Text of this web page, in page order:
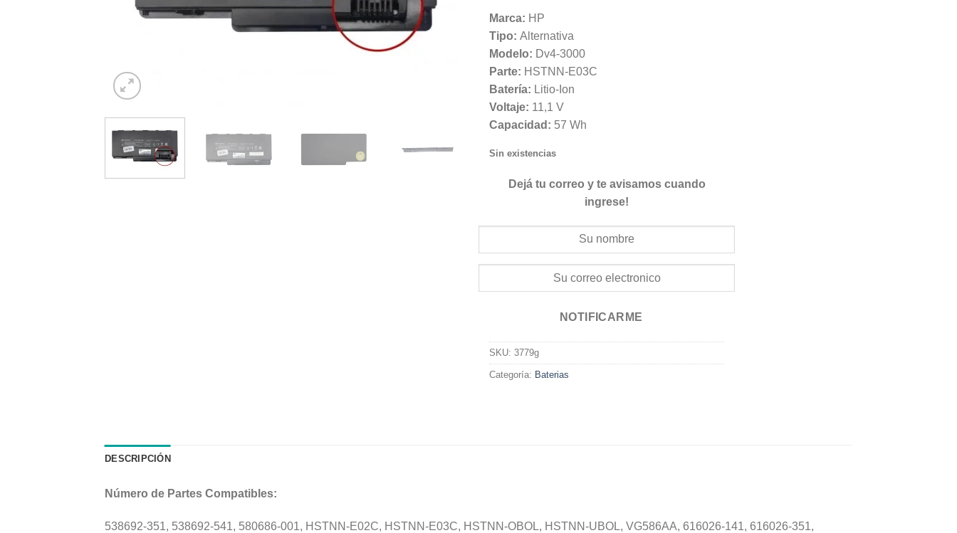
Marca: HP
Tipo: Alternativa
Modelo: Dv4-3000
Parte: HSTNN-E03C
Batería: Litio-Ion
Voltaje: 11,1 V
Capacidad: 57 Wh
Sin existencias
Dejá tu correo y te avisamos cuando
ingrese!
NOTIFICARME
SKU: 3779g
Categoría: Baterias
DESCRIPCIÓN
Número de Partes Compatibles:
538692-351, 538692-541, 580686-001, HSTNN-E02C, HSTNN-E03C, HSTNN-OBOL, HSTNN-UBOL, VG586AA, 616026-141, 616026-351,